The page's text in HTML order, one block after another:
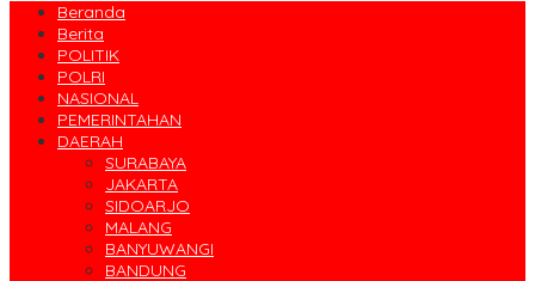
Beranda
Berita
POLITIK
POLRI
NASIONAL
PEMERINTAHAN
DAERAH
SURABAYA
JAKARTA
SIDOARJO
MALANG
BANYUWANGI
BANDUNG